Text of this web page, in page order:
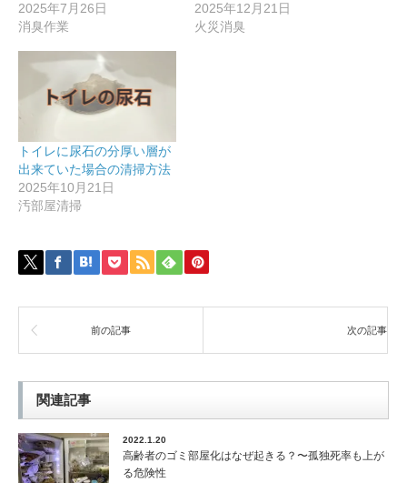
2025年7月26日
消臭作業
2025年12月21日
火災消臭
トイレに尿石の分厚い層が
出来ていた場合の清掃方法
2025年10月21日
汚部屋清掃
前の記事 次の記事
関連記事
2022.1.20
高齢者のゴミ部屋化はなぜ起きる？〜孤独死率も上が
る危険性